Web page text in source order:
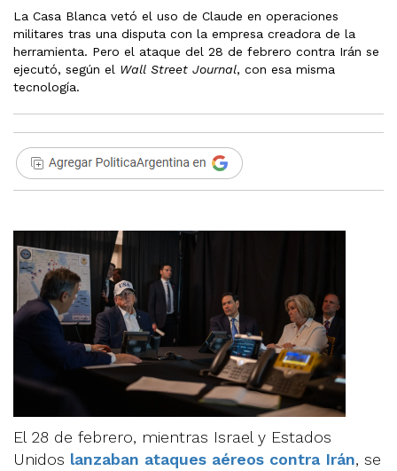
La Casa Blanca vetó el uso de Claude en operaciones
militares tras una disputa con la empresa creadora de la
herramienta. Pero el ataque del 28 de febrero contra Irán se
ejecutó, según el Wall Street Journal, con esa misma
tecnología.
El 28 de febrero, mientras Israel y Estados
Unidos lanzaban ataques aéreos contra Irán, se